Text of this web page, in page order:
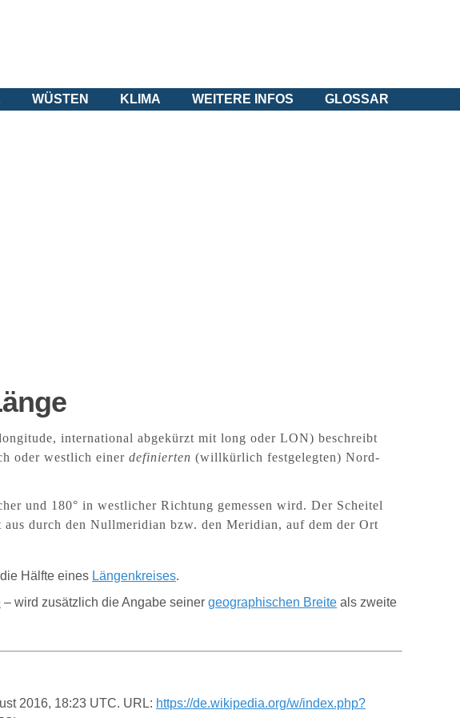
WÜSTEN KLIMA WEITERE INFOS GLOSSAR
international abgekürzt mit long oder LON) beschreibt
oder westlich einer definierten (willkürlich festgelegten) Nord-
und 180° in westlicher Richtung gemessen wird. Der Scheitel
durch den Nullmeridian bzw. den Meridian, auf dem der Ort
Hälfte eines Längenkreises.
– wird zusätzlich die Angabe seiner geographischen Breite als zweite
2016, 18:23 UTC. URL: https://de.wikipedia.org/w/index.php?